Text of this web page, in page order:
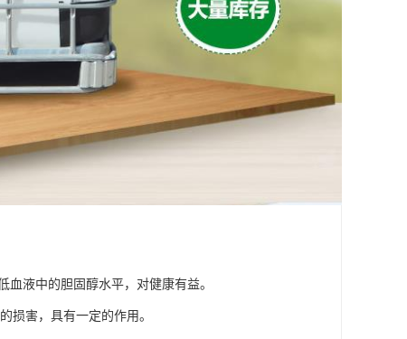
液中的胆固醇水平，对健康有益。
损害，具有一定的作用。